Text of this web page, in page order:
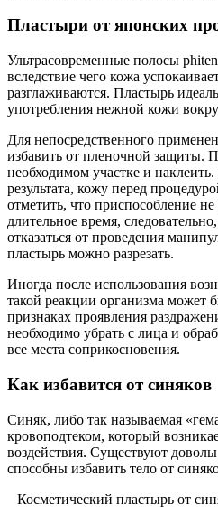
Пластыри от японских
Ультрасовременные полосы
вследствие чего кожа
разглаживаются. Пластырь
употребления нежной кожи
Для непосредственного
избавить от пленочной защиты.
необходимом участке и
результата, кожу перед
отметить, что приспособление
длительное время,
отказаться от проведения
пластырь можно разрезать.
Иногда после использования
такой реакции организма может
признаках проявления
необходимо убрать с лица и
все места соприкосновения.
Как избавится от синяков
Синяк, либо так называемая
кровоподтеком, который
воздействия. Существуют
способны избавить тело от
Косметический пластырь от